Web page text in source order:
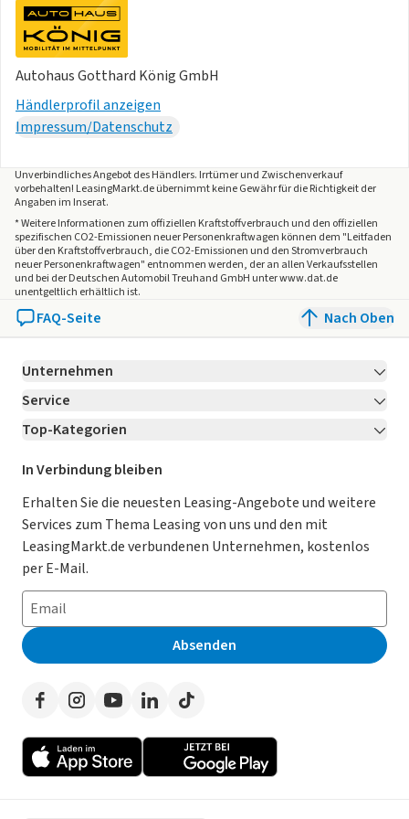
finanzieren. Wir beraten Sie gerne persönlich!
Änderungen und Irrtümer vorbehalten. Bild zeigt
Beispielabbildung des Fahrzeugs. Stand: 06/2026.
Autohaus Gotthard König GmbH
Händlerprofil anzeigen
Impressum/Datenschutz
Unverbindliches Angebot desHändlers. Irrtümer und Zwischenverkauf
vorbehalten! LeasingMarkt.de übernimmt keine Gewähr für die Richtigkeit der
Angaben im Inserat.
* Weitere Informationen zum offiziellen Kraftstoffverbrauch und den offiziellen
spezifischen CO2-Emissionen neuer Personenkraftwagen können dem "Leitfaden
über den Kraftstoffverbrauch, die CO2-Emissionen und den Stromverbrauch
neuer Personenkraftwagen" entnommen werden, der an allen Verkaufsstellen
und bei der Deutschen Automobil Treuhand GmbH unter www.dat.de
unentgeltlich erhältlich ist.
FAQ-Seite Nach Oben
Unternehmen
Über LeasingMarkt.de
Karriere Jetzt bewerben!
Für Händler
Kooperation mit AutoScout24
AGB
Datenschutz
Impressum
Erklärung zur Barrierefreiheit
Presse
Service
Kontakt
Ratgeber
Magazin
Datenschutz-Einstellungen
So funktioniert’s
Häufig gestellte Fragen
Leasing-Lexikon
Auto-Tests
Werben auf LeasingMarkt.de
Top-Kategorien
Leasing Deals
Gebrauchtwagen Leasing
Leasing ohne Anzahlung
E-Auto Leasing
Privatleasing
Leasing-Vergleiche
Herstellerverzeichnis
Händlerverzeichnis
In Verbindung bleiben
Erhalten Sie die neuesten Leasing-Angebote und weitere
Services zum Thema Leasing von uns und den mit
LeasingMarkt.de verbundenen Unternehmen, kostenlos
per E-Mail.
Absenden